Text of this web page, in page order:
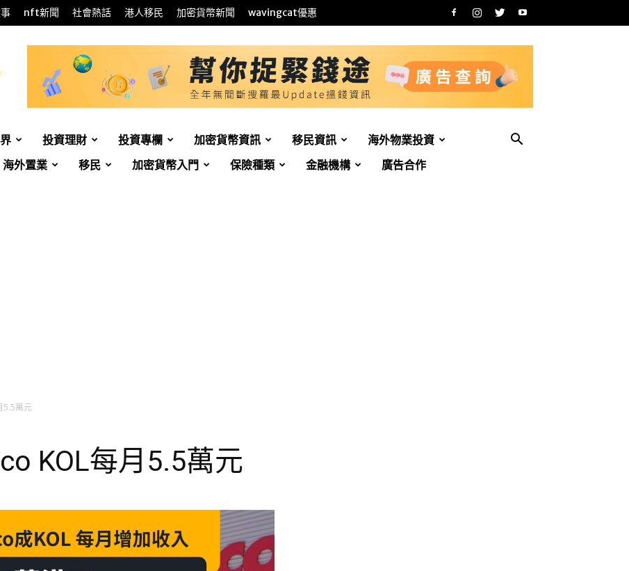
nft新聞 社會熱話 港人移民 加密貨幣新聞 wavingcat優惠
投資理財 投資專欄 加密貨幣資訊 移民資訊
海外物業投資
海外置業 移民 加密貨幣入門 保險種類 金融機構 廣告合作
5.5萬元
KOL每月5.5萬元